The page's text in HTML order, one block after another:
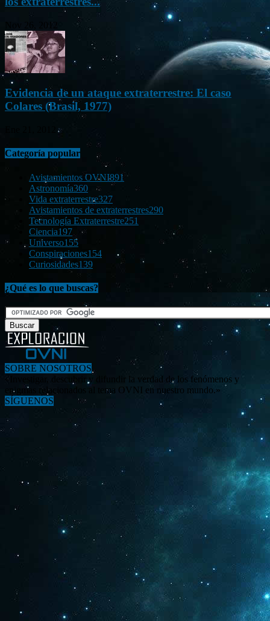
Evidencia de un ataque extraterrestre: El caso
Colares (Brasil, 1977)
Categoría popular
Avistamientos OVNI891
Astronomía360
Vida extraterrestre327
Avistamientos de extraterrestres290
Tecnología Extraterrestre251
Ciencia197
Universo155
Conspiraciones154
Curiosidades139
¿Qué es lo que buscas?
SOBRE NOSOTROS
«Investigar, descubrir y difundir la verdad de los fenómenos y
enigmas relacionados al tema OVNI en nuestro mundo.»
SÍGUENOS